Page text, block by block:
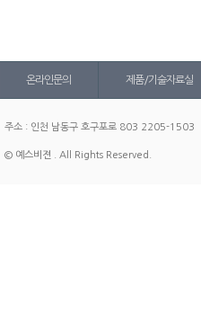
온라인문의 제품/기술자료실
주소 : 인천 남동구 호구포로 803 2205-1503
© 예스비젼 . All Rights Reserved.